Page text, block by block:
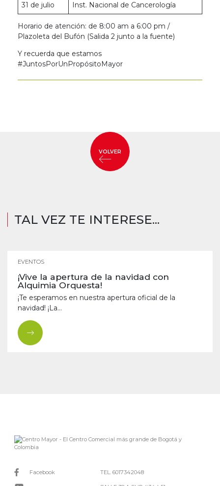
31 de julio
Inst. Nacional de Cancerología
Horario de atención: de 8:00 am a 6:00 pm /
Plazoleta del Bufón (Salida 2 junto a la fuente)
Y recuerda que estamos
#JuntosPorUnPropósitoMayor
VOLVER
TAL VEZ TE INTERESE...
EVENTOS
¡Vive la apertura de la navidad con
Alquimia Orquesta!
¡Te esperamos en nuestra apertura oficial de la
navidad! ¡La...
Facebook TEL. 6017342048